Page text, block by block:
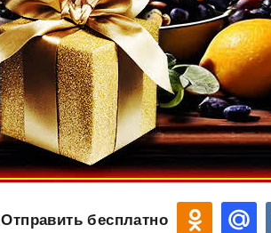
Отправить бесплатно